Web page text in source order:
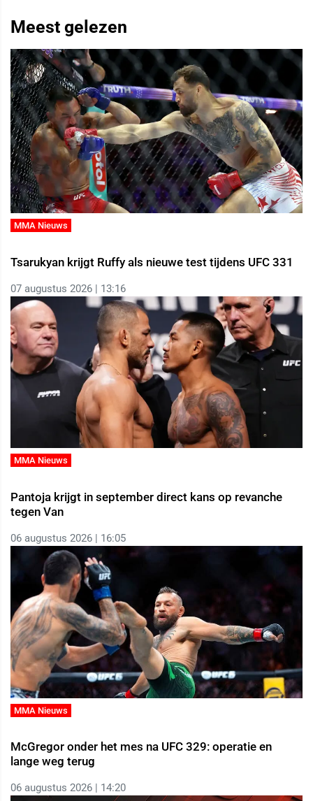
Meest gelezen
MMA Nieuws
Tsarukyan krijgt Ruffy als nieuwe test tijdens UFC 331
07 augustus 2026 | 13:16
MMA Nieuws
Pantoja krijgt in september direct kans op revanche
tegen Van
06 augustus 2026 | 16:05
MMA Nieuws
McGregor onder het mes na UFC 329: operatie en
lange weg terug
06 augustus 2026 | 14:20